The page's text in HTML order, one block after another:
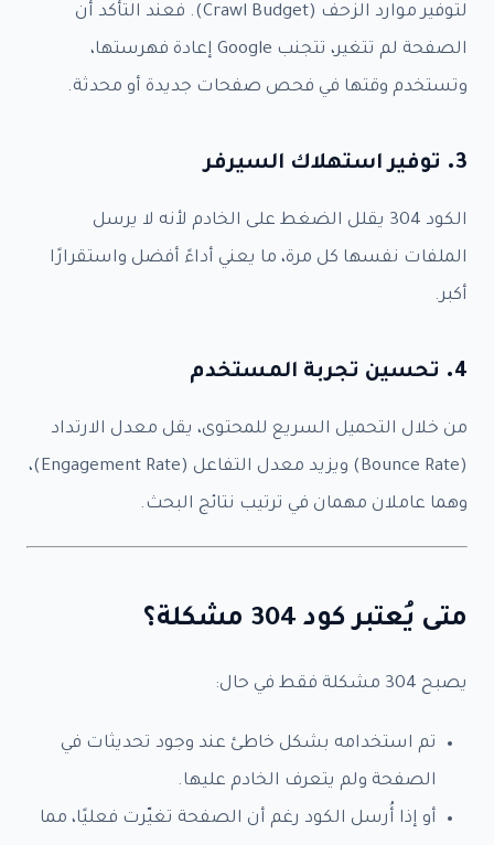
لتوفير موارد الزحف (Crawl Budget). فعند التأكد أن
الصفحة لم تتغير، تتجنب Google إعادة فهرستها،
وتستخدم وقتها في فحص صفحات جديدة أو محدثة.
3. توفير استهلاك السيرفر
الكود 304 يقلل الضغط على الخادم لأنه لا يرسل
الملفات نفسها كل مرة، ما يعني أداءً أفضل واستقرارًا
أكبر.
4. تحسين تجربة المستخدم
من خلال التحميل السريع للمحتوى، يقل معدل الارتداد
(Bounce Rate) ويزيد معدل التفاعل (Engagement Rate)،
وهما عاملان مهمان في ترتيب نتائج البحث.
متى يُعتبر كود 304 مشكلة؟
يصبح 304 مشكلة فقط في حال:
تم استخدامه بشكل خاطئ عند وجود تحديثات في
الصفحة ولم يتعرف الخادم عليها.
أو إذا أُرسل الكود رغم أن الصفحة تغيّرت فعليًا، مما